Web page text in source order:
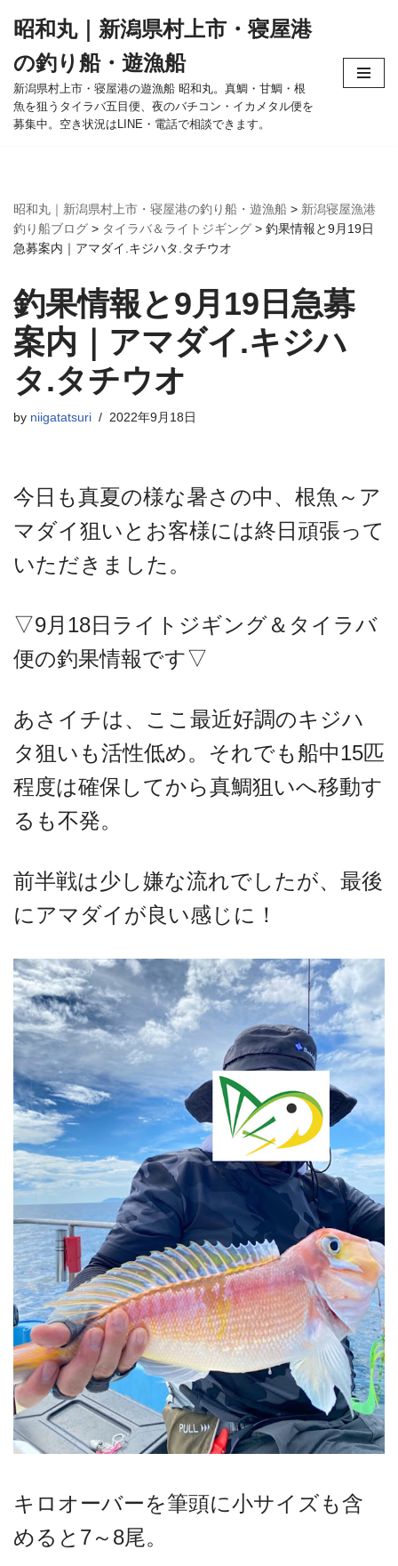
ン
テ
ン
ツ
ッ
プ
昭和丸｜新潟県村上市・寝屋港
の釣り船・遊漁船
新潟県村上市・寝屋港の遊漁船 昭和丸。真鯛・甘鯛・根
魚を狙うタイラバ五目便、夜のバチコン・イカメタル便を
募集中。空き状況はLINE・電話で相談できます。
昭和丸｜新潟県村上市・寝屋港の釣り船・遊漁船 > 新潟寝屋漁港
釣り船ブログ > タイラバ＆ライトジギング > 釣果情報と9月19日
急募案内｜アマダイ.キジハタ.タチウオ
釣果情報と9月19日急募
案内｜アマダイ.キジハ
タ.タチウオ
by niigatatsuri 2022年9月18日
今日も真夏の様な暑さの中、根魚～ア
マダイ狙いとお客様には終日頑張って
いただきました。
▽9月18日ライトジギング＆タイラバ
便の釣果情報です▽
あさイチは、ここ最近好調のキジハ
タ狙いも活性低め。それでも船中15匹
程度は確保してから真鯛狙いへ移動す
るも不発。
前半戦は少し嫌な流れでしたが、最後
にアマダイが良い感じに！
キロオーバーを筆頭に小サイズも含
めると7～8尾。